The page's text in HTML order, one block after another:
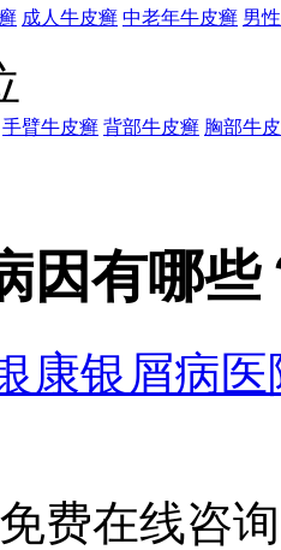
成人牛皮癣 中老年牛皮癣 男
手臂牛皮癣 背部牛皮癣 胸部牛
因有哪些
康银屑病医
费在线咨